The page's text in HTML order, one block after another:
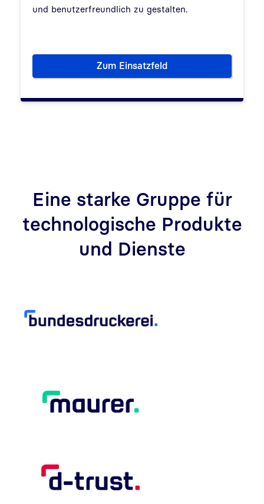
und benutzerfreundlich zu gestalten.
Zum Einsatzfeld
Handel
Eine starke Gruppe für
technologische Produkte
und Dienste